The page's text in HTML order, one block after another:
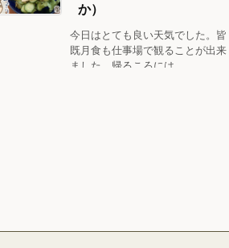
か）
今日はとても良い天気でした。皆
既月食も仕事場で観ることが出来
ました。帰るころには ...